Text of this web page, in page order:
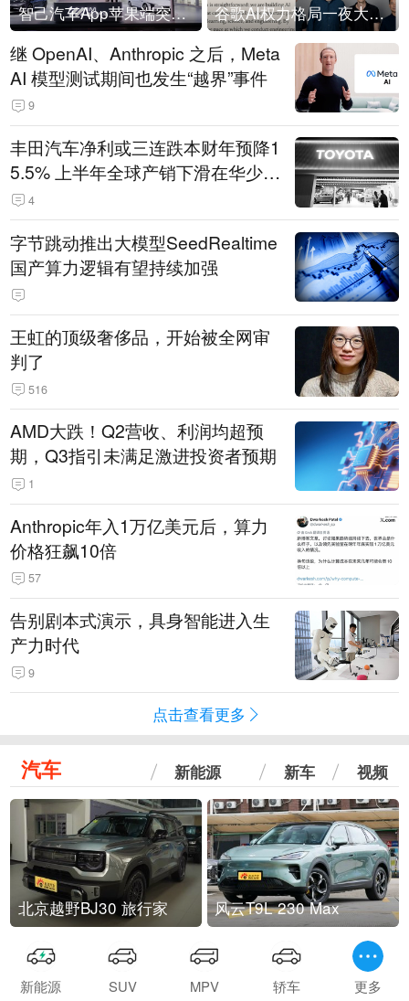
智己汽车App苹果端突然“下架” 谷歌AI权力格局一夜大洗牌
继 OpenAI、Anthropic 之后，Meta
AI 模型测试期间也发生“越界”事件
9
丰田汽车净利或三连跌本财年预降1
5.5% 上半年全球产销下滑在华少卖
14.3万辆
4
字节跳动推出大模型SeedRealtime
国产算力逻辑有望持续加强
王虹的顶级奢侈品，开始被全网审
判了
516
AMD大跌！Q2营收、利润均超预
期，Q3指引未满足激进投资者预期
1
Anthropic年入1万亿美元后，算力
价格狂飙10倍
57
告别剧本式演示，具身智能进入生
产力时代
9
点击查看更多
汽车 新能源 新车 视频
北京越野BJ30 旅行家 风云T9L 230 Max
新能源 SUV MPV 轿车 更多